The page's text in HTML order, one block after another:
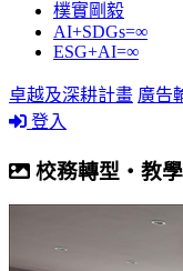
樸實剛毅
AI+SDGs=∞
ESG+AI=∞
卓越及深耕計畫 廣告
登入
校務轉型‧教